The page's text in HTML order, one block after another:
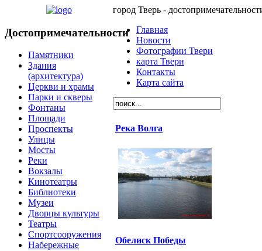
Достопримечательности
Памятники
Здания
(архитектура)
Церкви и храмы
Парки и скверы
Фонтаны
Площади
Проспекты
Улицы
Мосты
Реки
Вокзалы
Кинотеатры
Библиотеки
Музеи
Дворцы культуры
Театры
Спортсооружения
Набережные
город Тверь -
Главная
Новости
Фотографии Твери
карта Твери
Контакты
Карта сайта
Река Волга
Обелиск Победы